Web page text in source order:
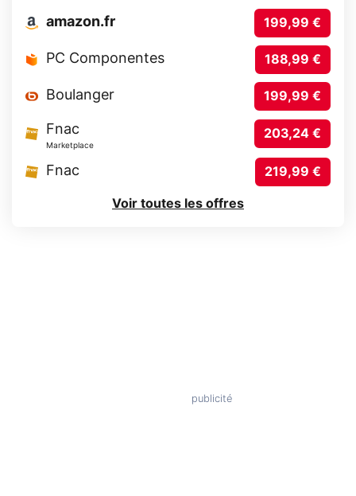
amazon.fr 199,99 €
PC Componentes 188,99 €
Boulanger 199,99 €
Fnac
Marketplace
203,24 €
Fnac 219,99 €
Voir toutes les offres